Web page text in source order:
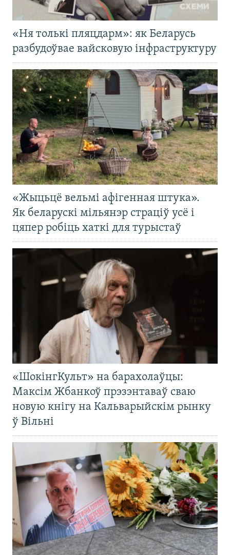
«Ня толькі пляцдарм»: як Беларусь
разбудоўвае вайсковую інфраструктуру
«Жыцьцё вельмі афігенная штука».
Як беларускі мільянэр страціў усё і
цяпер робіць хаткі для турыстаў
«ШокінгКульт» на барахолаўцы:
Максім Жбанкоў прэзэнтаваў сваю
новую кнігу на Кальварыйскім рынку
ў Вільні